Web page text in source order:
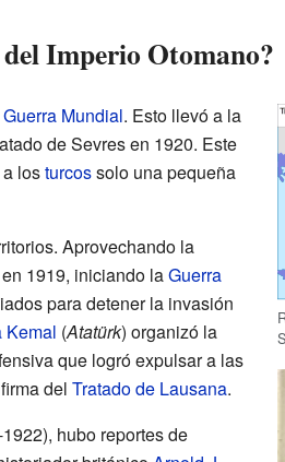
del Imperio Otomano?
Mundial. Esto llevó a la
de Sevres en 1920. Este
losturcossolo una pequeña
Aprovechando la
1919, iniciando laGuerra
para detener la invasión
Kemal (Atatürk) organizó la
que logró expulsar a las
del Tratado de Lausana.
hubo reportes de